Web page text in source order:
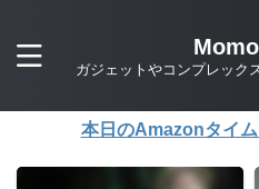
ガジェットやコンプレック
本日のAmazonタイム